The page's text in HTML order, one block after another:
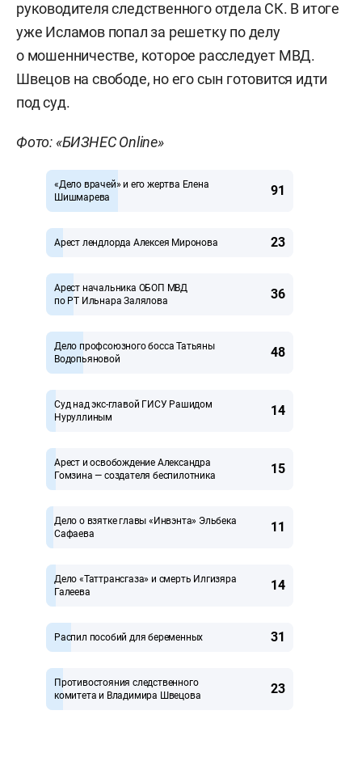
руководителя следственного отдела СК. В итоге
уже Исламов попал за решетку по делу
о мошенничестве, которое расследует МВД.
Швецов на свободе, но его сын готовится идти
под суд.
Фото: «БИЗНЕС Online»
«Дело врачей» и его жертва Елена
Шишмарева
91
Арест лендлорда Алексея Миронова 23
Арест начальника ОБОП МВД
по РТ Ильнара Залялова
36
Дело профсоюзного босса Татьяны
Водопьяновой
48
Суд над экс-главой ГИСУ Рашидом
Нуруллиным
14
Арест и освобождение Александра
Гомзина — создателя беспилотника
15
Дело о взятке главы «Инвэнта» Эльбека
Сафаева
11
Дело «Таттрансгаза» и смерть Илгизяра
Галеева
14
Распил пособий для беременных 31
Противостояния следственного
комитета и Владимира Швецова
23